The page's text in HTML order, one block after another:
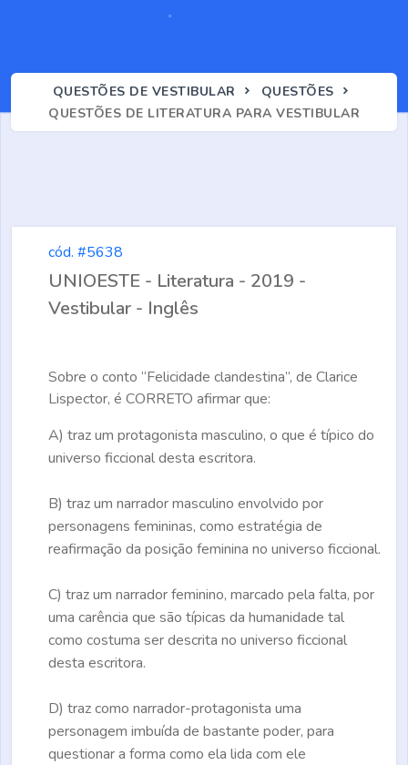
QUESTÕES DE VESTIBULAR
QUESTÕES
QUESTÕES DE LITERATURA PARA VESTIBULAR
cód. #5638
UNIOESTE - Literatura - 2019 -
Vestibular - Inglês
Sobre o conto “Felicidade clandestina”, de Clarice
Lispector, é CORRETO afirmar que:
A) traz um protagonista masculino, o que é típico do
universo ficcional desta escritora.
B) traz um narrador masculino envolvido por
personagens femininas, como estratégia de
reafirmação da posição feminina no universo ficcional.
C) traz um narrador feminino, marcado pela falta, por
uma carência que são típicas da humanidade tal
como costuma ser descrita no universo ficcional
desta escritora.
D) traz como narrador-protagonista uma
personagem imbuída de bastante poder, para
questionar a forma como ela lida com ele